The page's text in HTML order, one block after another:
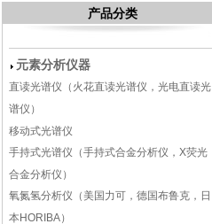
产品分类
元素分析仪器
直读光谱仪（火花直读光谱仪，光电直读光
谱仪）
移动式光谱仪
手持式光谱仪（手持式合金分析仪，X荧光
合金分析仪）
氧氮氢分析仪（美国力可，德国布鲁克，日
本HORIBA）